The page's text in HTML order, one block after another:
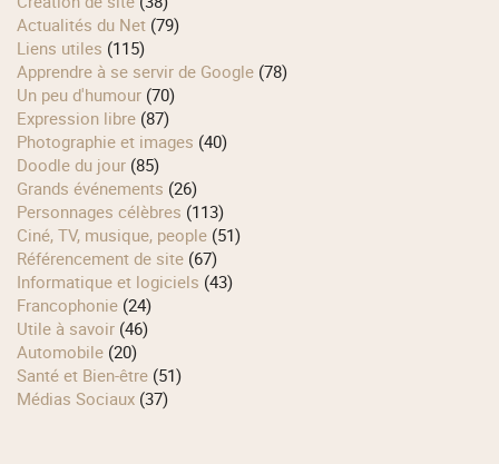
Actualités du Net (79)
Liens utiles (115)
Apprendre à se servir de Google (78)
Un peu d'humour (70)
Expression libre (87)
Photographie et images (40)
Doodle du jour (85)
Grands événements (26)
Personnages célèbres (113)
Ciné, TV, musique, people (51)
Référencement de site (67)
Informatique et logiciels (43)
Francophonie (24)
Utile à savoir (46)
Automobile (20)
Santé et Bien-être (51)
Médias Sociaux (37)